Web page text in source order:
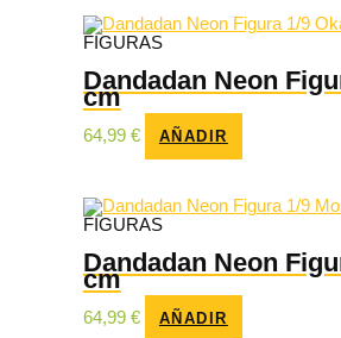
FIGURAS
Dandadan Neon
cm
64,99 € AÑADIR
FIGURAS
Dandadan Neon
cm
64,99 € AÑADIR